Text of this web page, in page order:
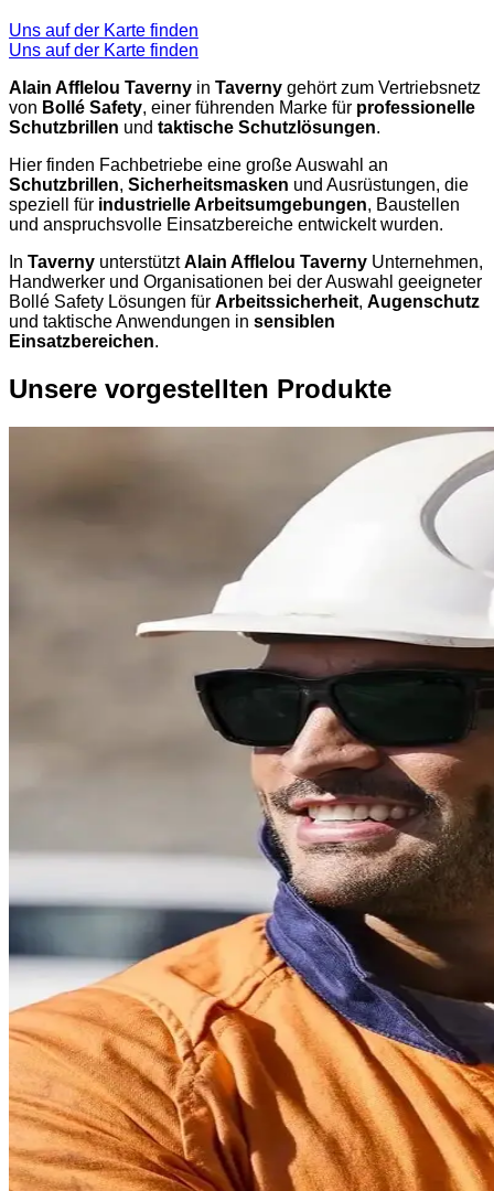
Uns auf der Karte finden
Uns auf der Karte finden
Alain Afflelou Taverny in Taverny gehört zum Vertriebsnetz
von Bollé Safety, einer führenden Marke für professionelle
Schutzbrillen und taktische Schutzlösungen.
Hier finden Fachbetriebe eine große Auswahl an
Schutzbrillen, Sicherheitsmasken und Ausrüstungen, die
speziell für industrielle Arbeitsumgebungen, Baustellen
und anspruchsvolle Einsatzbereiche entwickelt wurden.
In Taverny unterstütztAlain Afflelou Taverny Unternehmen,
Handwerker und Organisationen bei der Auswahl geeigneter
Bollé Safety Lösungen für Arbeitssicherheit, Augenschutz
und taktische Anwendungen in sensiblen
Einsatzbereichen.
Unsere vorgestellten Produkte